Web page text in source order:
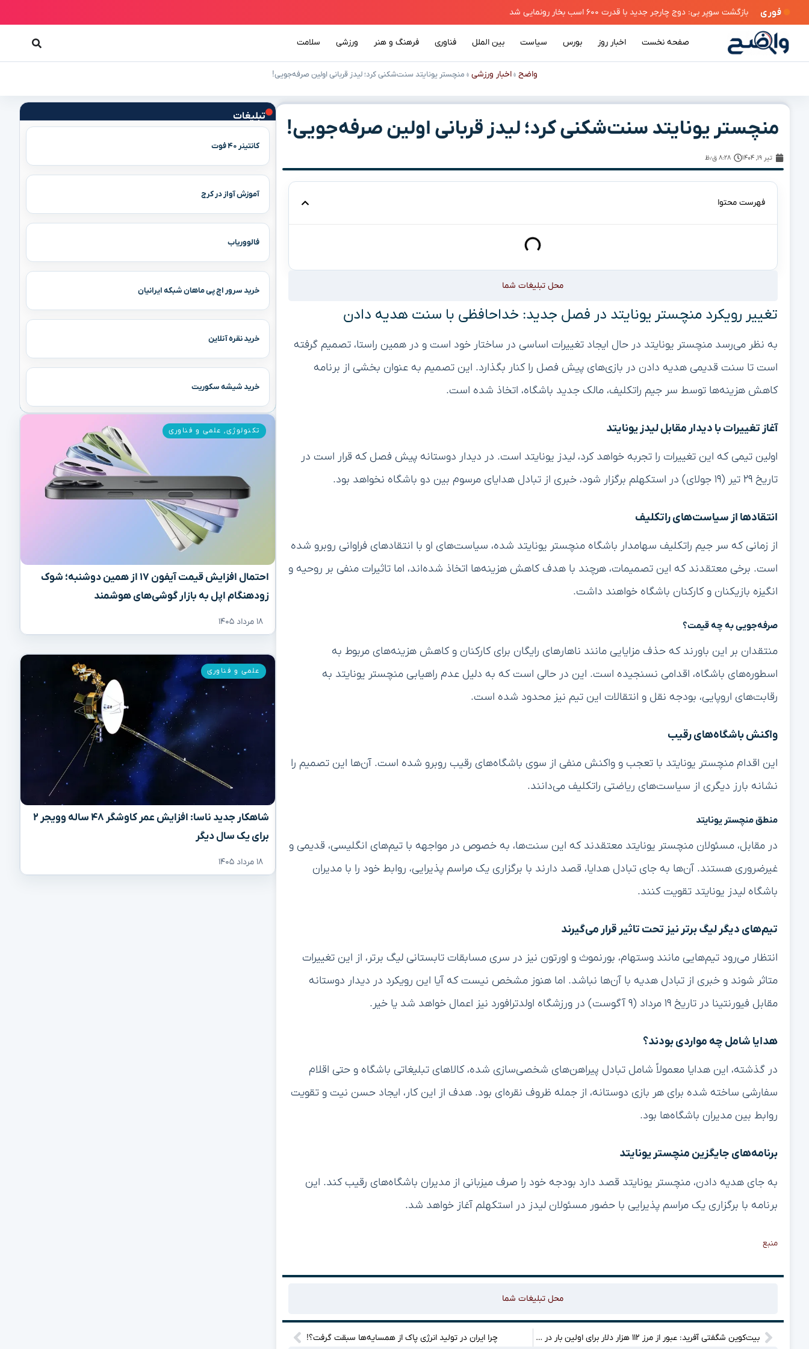
فوری
بازگشت سوپر بی: دوج چارجر جدید با قدرت ۶۰۰ اسب بخار رونمایی شد
صفحه نخست اخبار روز بورس سیاست بین الملل فناوری فرهنگ و هنر ورزشی سلامت
واضح »اخبار ورزشی » منچستر یونایتد سنت‌شکنی کرد؛ لیدز قربانی اولین صرفه‌جویی!
تبلیغات
کانتینر ۴۰ فوت
آموزش آواز در کرج
فالووریاب
خرید سرور اچ پی ماهان شبکه ایرانیان
خرید نقره آنلاین
خرید شیشه سکوریت
احتمال افزایش قیمت آیفون ۱۷ از همین دوشنبه؛ شوک
زودهنگام اپل به بازار گوشی‌های هوشمند
۱۸ مرداد ۱۴۰۵
تکنولوژی, علمی و فناوری
شاهکار جدید ناسا: افزایش عمر کاوشگر ۴۸ ساله وویجر ۲
برای یک سال دیگر
۱۸ مرداد ۱۴۰۵
علمی و فناوری
منچستر یونایتد سنت‌شکنی کرد؛ لیدز قربانی اولین صرفه‌جویی!
تیر ۱۹, ۱۴۰۴ ۸:۲۸ ق٫ظ
فهرست محتوا
محل تبلیغات شما
تغییر رویکرد منچستر یونایتد در فصل جدید: خداحافظی با سنت هدیه دادن
به نظر می‌رسد منچستر یونایتد در حال ایجاد تغییرات اساسی در ساختار خود است و در همین راستا، تصمیم گرفته
است تا سنت قدیمی هدیه دادن در بازی‌های پیش فصل را کنار بگذارد. این تصمیم به عنوان بخشی از برنامه
کاهش هزینه‌ها توسط سر جیم راتکلیف، مالک جدید باشگاه، اتخاذ شده است.
آغاز تغییرات با دیدار مقابل لیدز یونایتد
اولین تیمی که این تغییرات را تجربه خواهد کرد، لیدز یونایتد است. در دیدار دوستانه پیش فصل که قرار است در
تاریخ ۲۹ تیر (۱۹ جولای) در استکهلم برگزار شود، خبری از تبادل هدایای مرسوم بین دو باشگاه نخواهد بود.
انتقادها از سیاست‌های راتکلیف
از زمانی که سر جیم راتکلیف سهامدار باشگاه منچستر یونایتد شده، سیاست‌های او با انتقادهای فراوانی روبرو شده
است. برخی معتقدند که این تصمیمات، هرچند با هدف کاهش هزینه‌ها اتخاذ شده‌اند، اما تاثیرات منفی بر روحیه و
انگیزه بازیکنان و کارکنان باشگاه خواهند داشت.
صرفه‌جویی به چه قیمت؟
منتقدان بر این باورند که حذف مزایایی مانند ناهارهای رایگان برای کارکنان و کاهش هزینه‌های مربوط به
اسطوره‌های باشگاه، اقدامی نسنجیده است. این در حالی است که به دلیل عدم راهیابی منچستر یونایتد به
رقابت‌های اروپایی، بودجه نقل و انتقالات این تیم نیز محدود شده است.
واکنش باشگاه‌های رقیب
این اقدام منچستر یونایتد با تعجب و واکنش منفی از سوی باشگاه‌های رقیب روبرو شده است. آن‌ها این تصمیم را
نشانه بارز دیگری از سیاست‌های ریاضتی راتکلیف می‌دانند.
منطق منچستر یونایتد
در مقابل، مسئولان منچستر یونایتد معتقدند که این سنت‌ها، به خصوص در مواجهه با تیم‌های انگلیسی، قدیمی و
غیرضروری هستند. آن‌ها به جای تبادل هدایا، قصد دارند با برگزاری یک مراسم پذیرایی، روابط خود را با مدیران
باشگاه لیدز یونایتد تقویت کنند.
تیم‌های دیگر لیگ برتر نیز تحت تاثیر قرار می‌گیرند
انتظار می‌رود تیم‌هایی مانند وستهام، بورنموث و اورتون نیز در سری مسابقات تابستانی لیگ برتر، از این تغییرات
متاثر شوند و خبری از تبادل هدیه با آن‌ها نباشد. اما هنوز مشخص نیست که آیا این رویکرد در دیدار دوستانه
مقابل فیورنتینا در تاریخ ۱۹ مرداد (۹ آگوست) در ورزشگاه اولدترافورد نیز اعمال خواهد شد یا خیر.
هدایا شامل چه مواردی بودند؟
در گذشته، این هدایا معمولاً شامل تبادل پیراهن‌های شخصی‌سازی شده، کالاهای تبلیغاتی باشگاه و حتی اقلام
سفارشی ساخته شده برای هر بازی دوستانه، از جمله ظروف نقره‌ای بود. هدف از این کار، ایجاد حسن نیت و تقویت
روابط بین مدیران باشگاه‌ها بود.
برنامه‌های جایگزین منچستر یونایتد
به جای هدیه دادن، منچستر یونایتد قصد دارد بودجه خود را صرف میزبانی از مدیران باشگاه‌های رقیب کند. این
برنامه با برگزاری یک مراسم پذیرایی با حضور مسئولان لیدز در استکهلم آغاز خواهد شد.
منبع
محل تبلیغات شما
بیت‌کوین شگفتی آفرید: عبور از مرز ۱۱۲ هزار دلار برای اولین بار در تاریخ! چرا ایران در تولید انرژی پاک از همسایه‌ها سبقت گرفت؟!